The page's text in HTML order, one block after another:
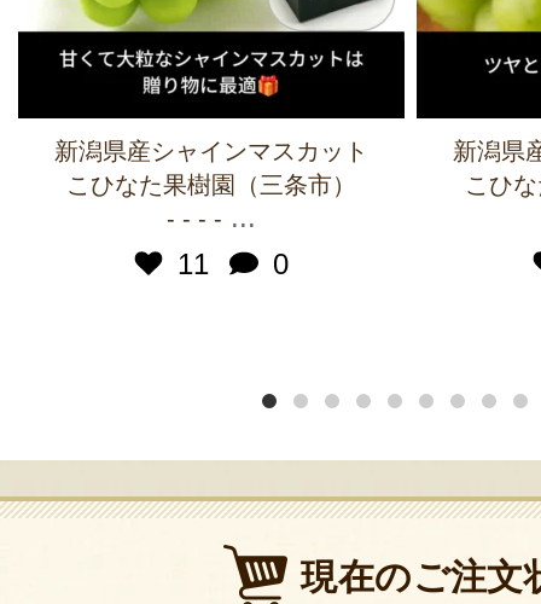
新潟県産シャインマスカット
こひなた果樹園（三条市）
- - - - ...
11
0
新潟県
こひ
現在のご注文